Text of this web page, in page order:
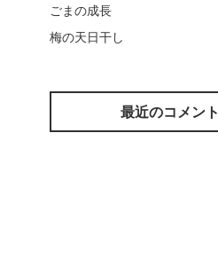
ごまの成長
梅の天日干し
最近のコメント